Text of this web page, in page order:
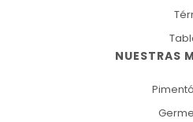
NUESTRAS
Germe